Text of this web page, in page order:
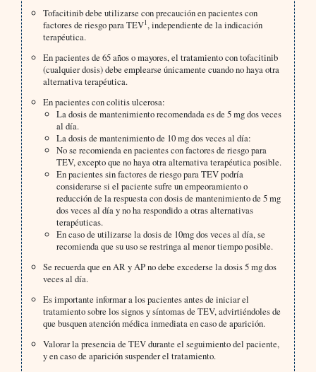
Tofacitinib debe utilizarse con precaución en pacientes con
factores de riesgo para TEV1, independiente de la indicación
terapéutica.
En pacientes de 65 años o mayores, el tratamiento con tofacitinib
(cualquier dosis) debe emplearse únicamente cuando no haya otra
alternativa terapéutica.
En pacientes con colitis ulcerosa:
La dosis de mantenimiento recomendada es de 5 mg dos veces
al día.
La dosis de mantenimiento de 10 mg dos veces al día:
No se recomienda en pacientes con factores de riesgo para
TEV, excepto que no haya otra alternativa terapéutica posible.
En pacientes sin factores de riesgo para TEV podría
considerarse si el paciente sufre un empeoramiento o
reducción de la respuesta con dosis de mantenimiento de 5 mg
dos veces al día y no ha respondido a otras alternativas
terapéuticas.
En caso de utilizarse la dosis de 10mg dos veces al día, se
recomienda que su uso se restringa al menor tiempo posible.
Se recuerda que en AR y AP no debe excederse la dosis 5 mg dos
veces al día.
Es importante informar a los pacientes antes de iniciar el
tratamiento sobre los signos y síntomas de TEV, advirtiéndoles de
que busquen atención médica inmediata en caso de aparición.
Valorar la presencia de TEV durante el seguimiento del paciente,
y en caso de aparición suspender el tratamiento.